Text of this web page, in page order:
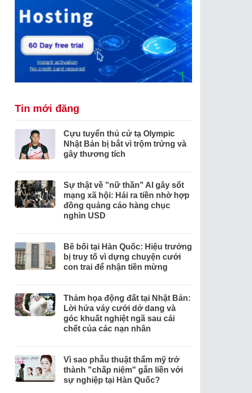
Tin mới đăng
Cựu tuyển thủ cử tạ Olympic
Nhật Bản bị bắt vì trộm trứng và
gây thương tích
Sự thật về "nữ thần" AI gây sốt
mạng xã hội: Hái ra tiền nhờ hợp
đồng quảng cáo hàng chục
nghìn USD
Bê bối tại Hàn Quốc: Hiệu trưởng
bị truy tố vì dựng chuyện cưới
con trai để nhận tiền mừng
Thảm họa động đất tại Nhật Bản:
Lời hứa váy cưới dở dang và
góc khuất nghiệt ngã sau cái
chết của các nạn nhân
Vì sao phẫu thuật thẩm mỹ trở
thành "chấp niệm" gắn liền với
sự nghiệp tại Hàn Quốc?